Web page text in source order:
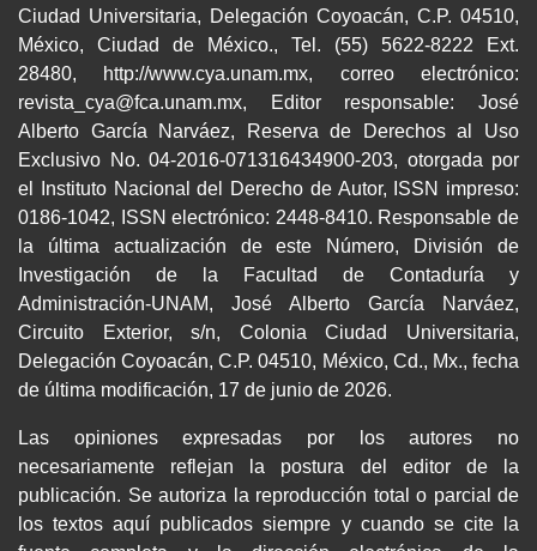
Ciudad Universitaria, Delegación Coyoacán, C.P. 04510,
México, Ciudad de México., Tel. (55) 5622-8222 Ext.
28480, http://www.cya.unam.mx, correo electrónico:
revista_cya@fca.unam.mx, Editor responsable: José
Alberto García Narváez, Reserva de Derechos al Uso
Exclusivo No. 04-2016-071316434900-203, otorgada por
el Instituto Nacional del Derecho de Autor, ISSN impreso:
0186-1042, ISSN electrónico: 2448-8410. Responsable de
la última actualización de este Número, División de
Investigación de la Facultad de Contaduría y
Administración-UNAM, José Alberto García Narváez,
Circuito Exterior, s/n, Colonia Ciudad Universitaria,
Delegación Coyoacán, C.P. 04510, México, Cd., Mx., fecha
de última modificación, 17 de junio de 2026.
Las opiniones expresadas por los autores no
necesariamente reflejan la postura del editor de la
publicación. Se autoriza la reproducción total o parcial de
los textos aquí publicados siempre y cuando se cite la